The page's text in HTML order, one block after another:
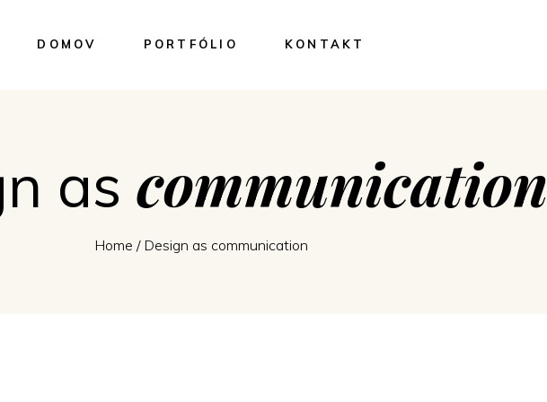
DOMOV PORTFÓLIO KONTAKT
as communication
Home / Design as communication